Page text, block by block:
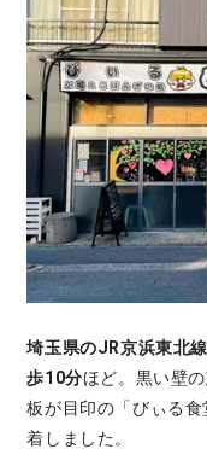
埼玉県のJR京浜東北
歩10分ほど。黒い壁
板が目印の「びぃる
着しました。